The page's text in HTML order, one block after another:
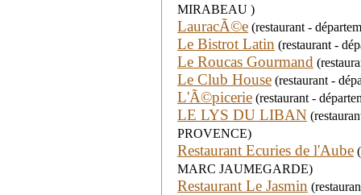
MIRABEAU )
LauracÃ©e (restaurant -
Le Bistrot Latin (restaurant -
Le Roucas Gourmand
Le Club House (restaurant -
L'Ã©picerie (restaurant -
LE LYS DU LIBAN
PROVENCE)
Restaurant Ecuries de l'Aube
MARC JAUMEGARDE)
Restaurant Le Jasmin